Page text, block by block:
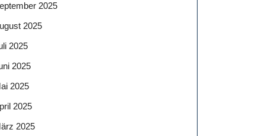
2025
2025
2025
2025
2025
2025
2025